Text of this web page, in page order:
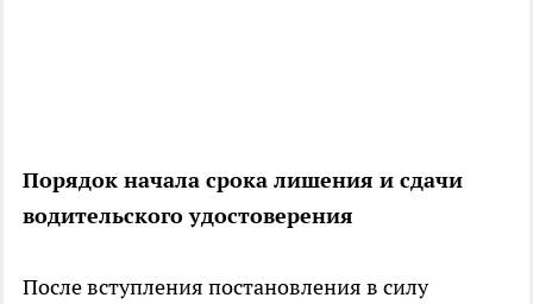
Порядок начала срока лишения и сдачи
водительского удостоверения
После вступления постановления в силу